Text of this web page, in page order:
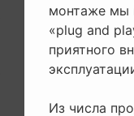
монтаже мы
«plug and
приятного
Из числа